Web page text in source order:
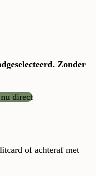
Zonder
direct
of achteraf met